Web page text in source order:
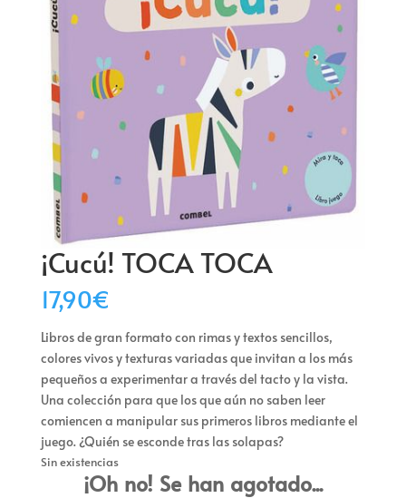
¡Cucú! TOCA TOCA
17,90€
Libros de gran formato con rimas y textos sencillos,
colores vivos y texturas variadas que invitan a los más
pequeños a experimentar a través del tacto y la vista.
Una colección para que los que aún no saben leer
comiencen a manipular sus primeros libros mediante el
juego. ¿Quién se esconde tras las solapas?
Sin existencias
¡Oh no! Se han agotado...